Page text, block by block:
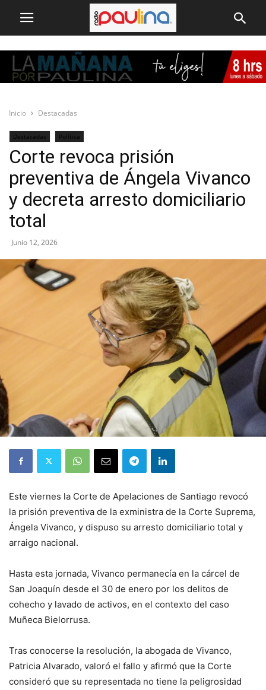
Inicio Destacadas
Destacadas Política
Corte revoca prisión
preventiva de Ángela Vivanco
y decreta arresto domiciliario
total
Junio 12, 2026
Este viernes la Corte de Apelaciones de Santiago revocó
la prisión preventiva de la exministra de la Corte Suprema,
Ángela Vivanco, y dispuso su arresto domiciliario total y
arraigo nacional.
Hasta esta jornada, Vivanco permanecía en la cárcel de
San Joaquín desde el 30 de enero por los delitos de
cohecho y lavado de activos, en el contexto del caso
Muñeca Bielorrusa.
Tras conocerse la resolución, la abogada de Vivanco,
Patricia Alvarado, valoró el fallo y afirmó que la Corte
consideró que su representada no tiene la peligrosidad